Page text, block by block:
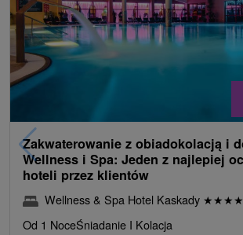
Zakwaterowanie z obiadokolacją i
Wellness i Spa: Jeden z najlepiej
hoteli przez klientów
Wellness & Spa Hotel Kaskady ★★★★
Od 1 NoceŚniadanie I Kolacja